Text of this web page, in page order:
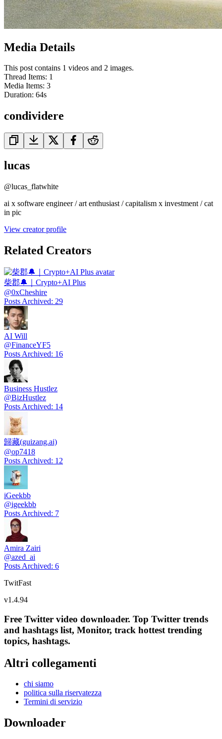
Media Details
This post contains 1 videos and 2 images.
Thread Items: 1
Media Items: 3
Duration: 64s
condividere
lucas
@lucas_flatwhite
ai x software engineer / art enthusiast / capitalism x investment / cat
in pic
View creator profile
Related Creators
柴郡🔔｜Crypto+AI Plus
@0xCheshire
Posts Archived: 29
AI Will
@FinanceYF5
Posts Archived: 16
Business Hustlez
@BizHustlez
Posts Archived: 14
歸藏(guizang.ai)
@op7418
Posts Archived: 12
iGeekbb
@igeekbb
Posts Archived: 7
Amira Zairi
@azed_ai
Posts Archived: 6
TwitFast
v1.4.94
Free Twitter video downloader. Top Twitter trends
and hashtags list, Monitor, track hottest trending
topics, hashtags.
Altri collegamenti
chi siamo
politica sulla riservatezza
Termini di servizio
Downloader